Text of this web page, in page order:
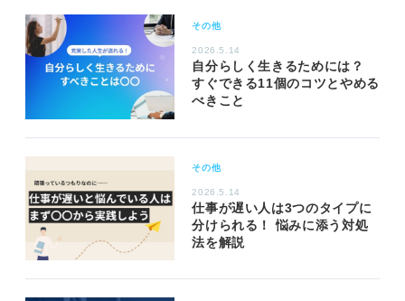
その他
2026.5.14
自分らしく生きるためには？
すぐできる11個のコツとやめる
べきこと
その他
2026.5.14
仕事が遅い人は3つのタイプに
分けられる！ 悩みに添う対処
法を解説